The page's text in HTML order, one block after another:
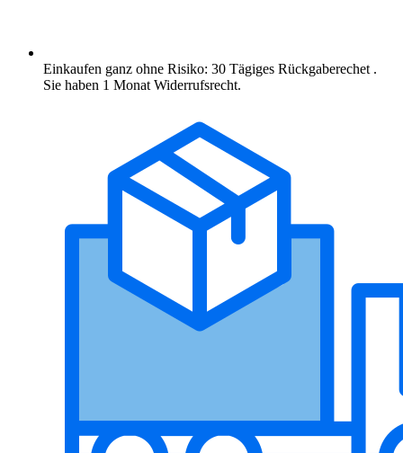
Einkaufen ganz ohne Risiko: 30 Tägiges Rückgaberechet .
Sie haben 1 Monat Widerrufsrecht.